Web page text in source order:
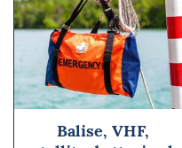
Balise, VHF,